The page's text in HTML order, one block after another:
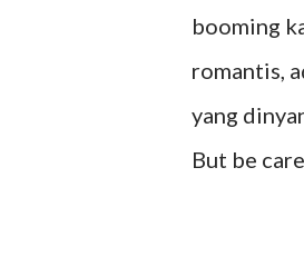
booming
romantis,
yang
But be